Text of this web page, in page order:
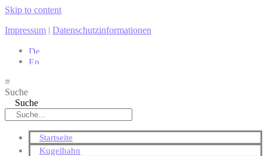
Skip to content
Impressum | Datenschutzinformationen
≡
Suche
Suche
Startseite
Kugelhahn